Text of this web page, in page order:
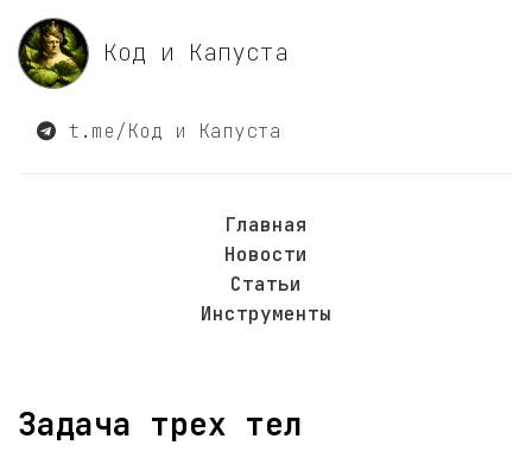
Код и Капуста
t.me/Код и Капуста
Главная
Новости
Статьи
Инструменты
Задача трех тел